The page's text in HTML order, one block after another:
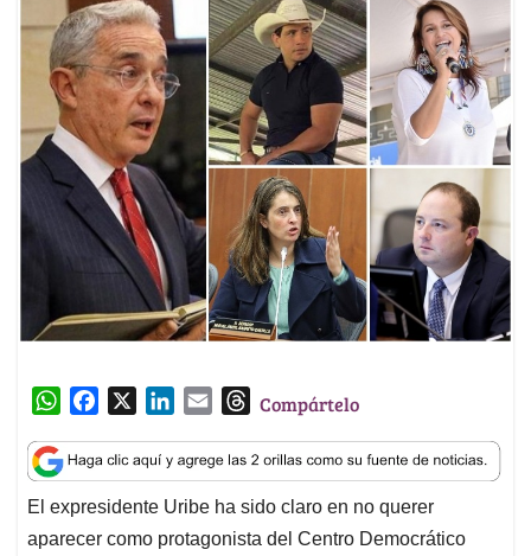
W
a
t
s
A
c
e
b
o
n
k
e
d
a
i
l
T
r
e
a
d
Compártelo
El expresidente Uribe ha sido claro en no querer
aparecer como protagonista del Centro Democrático